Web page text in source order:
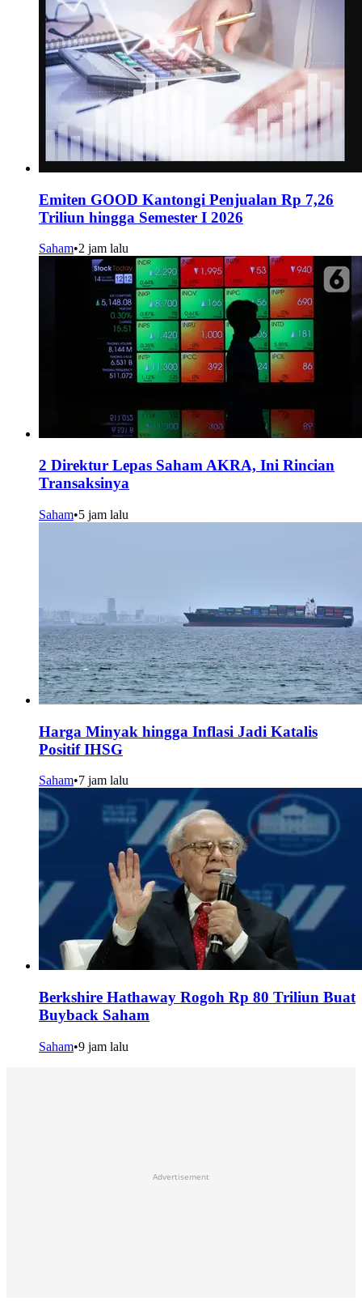
Emiten GOOD Kantongi Penjualan Rp 7,26
Triliun hingga Semester I 2026
Saham•2 jam lalu
2 Direktur Lepas Saham AKRA, Ini Rincian
Transaksinya
Saham•5 jam lalu
Harga Minyak hingga Inflasi Jadi Katalis
Positif IHSG
Saham•7 jam lalu
Berkshire Hathaway Rogoh Rp 80 Triliun Buat
Buyback Saham
Saham•9 jam lalu
Advertisement